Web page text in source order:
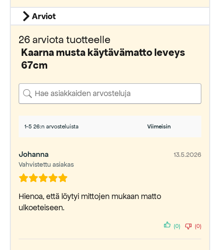
Arviot
26 arviota tuotteelle
Kaarna musta käytävämatto leveys
67cm
1-5 26:n arvosteluista
Johanna
Vahvistettu asiakas
13.5.2026
Hienoa, että löytyi mittojen mukaan matto
ulkoeteiseen.
(0) (0)